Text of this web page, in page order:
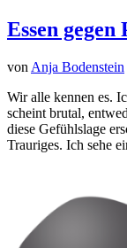
Essen gegen
von Anja Bodenstein
Wir alle kennen es.
scheint brutal,
diese Gefühlslage
Trauriges. Ich sehe